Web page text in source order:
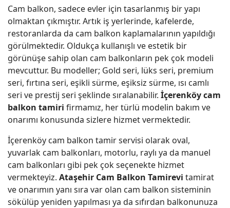
Cam balkon, sadece evler için tasarlanmış bir yapı
olmaktan çıkmıştır. Artık iş yerlerinde, kafelerde,
restoranlarda da cam balkon kaplamalarının yapıldığı
görülmektedir. Oldukça kullanışlı ve estetik bir
görünüşe sahip olan cam balkonların pek çok modeli
mevcuttur. Bu modeller; Gold seri, lüks seri, premium
seri, fırtına seri, eşikli sürme, eşiksiz sürme, ısı camlı
seri ve prestij seri şeklinde sıralanabilir. İçerenköy cam
balkon tamiri firmamız, her türlü modelin bakım ve
onarımı konusunda sizlere hizmet vermektedir.
İçerenköy cam balkon tamir servisi olarak oval,
yuvarlak cam balkonları, motorlu, raylı ya da manuel
cam balkonları gibi pek çok seçenekte hizmet
vermekteyiz. Ataşehir Cam Balkon Tamirevi tamirat
ve onarımın yanı sıra var olan cam balkon sisteminin
sökülüp yeniden yapılması ya da sıfırdan balkonunuza